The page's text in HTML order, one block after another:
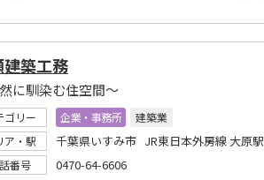
築工務
に馴染む住空間～
ゴリー 企業・事務所
建築業
ア・駅
千葉県いすみ市 JR東日本外房線 大原駅
番号 0470-64-6606